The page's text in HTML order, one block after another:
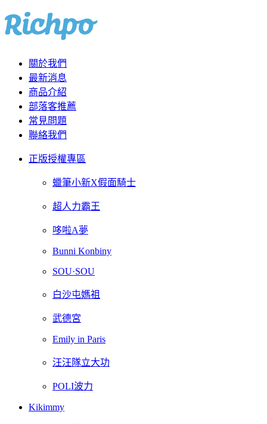
關於我們
最新消息
商品介紹
部落客推薦
常見問題
聯絡我們
正版授權專區
蠟筆小新X假面騎士
超人力霸王
哆啦A夢
Bunni Konbiny
SOU·SOU
白沙屯媽祖
武德宮
Emily in Paris
汪汪隊立大功
POLI波力
Kikimmy